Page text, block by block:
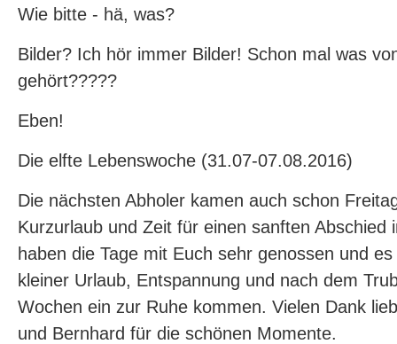
Wie bitte - hä, was?
Bilder? Ich hör immer Bilder! Schon mal was
gehört?????
Eben!
Die elfte Lebenswoche (31.07-07.08.2016)
Die nächsten Abholer kamen auch schon
Kurzurlaub und Zeit für einen sanften Abschied
haben die Tage mit Euch sehr genossen und
kleiner Urlaub, Entspannung und nach dem
Wochen ein zur Ruhe kommen. Vielen Dank
und Bernhard für die schönen Momente.